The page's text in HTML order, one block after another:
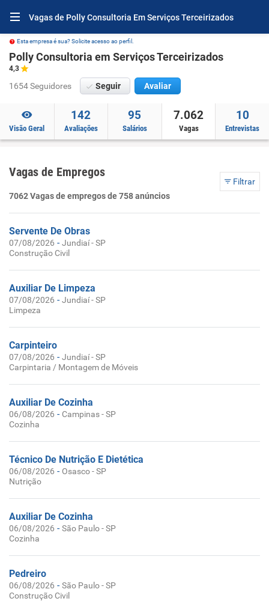
Vagas de Polly Consultoria Em Serviços Terceirizados
Esta empresa é sua? Solicite acesso ao perfil.
Polly Consultoria em Serviços Terceirizados
4,3
1654 Seguidores Seguir Avaliar
Visão Geral
142
Avaliações
95
Salários
7.062
Vagas
10
Entrevistas
Vagas de Empregos
Filtrar
7062 Vagas de empregos de 758 anúncios
Servente De Obras
07/08/2026 -Jundiaí - SP
Construção Civil
Auxiliar De Limpeza
07/08/2026 -Jundiaí - SP
Limpeza
Carpinteiro
07/08/2026 -Jundiaí - SP
Carpintaria / Montagem de Móveis
Auxiliar De Cozinha
06/08/2026 - Campinas - SP
Cozinha
Técnico De Nutrição E Dietética
06/08/2026 - Osasco - SP
Nutrição
Auxiliar De Cozinha
06/08/2026 -São Paulo - SP
Cozinha
Pedreiro
06/08/2026 -São Paulo - SP
Construção Civil